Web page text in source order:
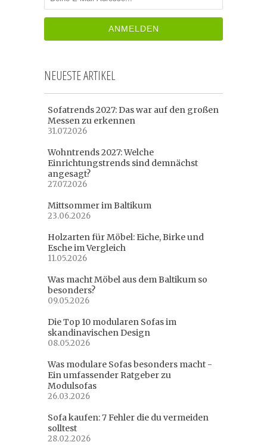
NEUESTE ARTIKEL
Sofatrends 2027: Das war auf den großen
Messen zu erkennen
31.07.2026
Wohntrends 2027: Welche
Einrichtungstrends sind demnächst
angesagt?
27.07.2026
Mittsommer im Baltikum
23.06.2026
Holzarten für Möbel: Eiche, Birke und
Esche im Vergleich
11.05.2026
Was macht Möbel aus dem Baltikum so
besonders?
09.05.2026
Die Top 10 modularen Sofas im
skandinavischen Design
08.05.2026
Was modulare Sofas besonders macht -
Ein umfassender Ratgeber zu
Modulsofas
26.03.2026
Sofa kaufen: 7 Fehler die du vermeiden
solltest
28.02.2026